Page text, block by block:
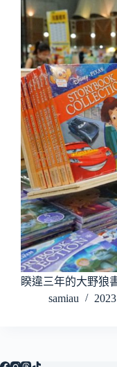
睽違三年的大野狼
samiau